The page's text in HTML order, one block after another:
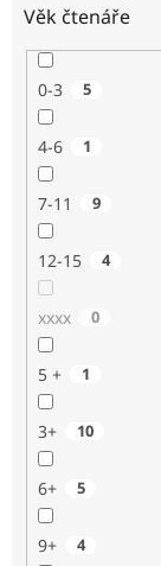
Věk čtenáře
0-3 5
4-6 1
7-11 9
12-15 4
xxxx 0
5 + 1
3+ 10
6+ 5
9+ 4